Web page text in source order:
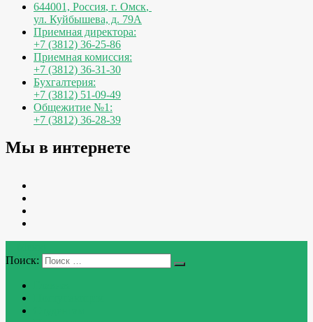
644001, Россия, г. Омск,
ул. Куйбышева, д. 79А
Приемная директора:
+7 (3812) 36-25-86
Приемная комиссия:
+7 (3812) 36-31-30
Бухгалтерия:
+7 (3812) 51-09-49
Общежитие №1:
+7 (3812) 36-28-39
Мы в интернете
Поиск: